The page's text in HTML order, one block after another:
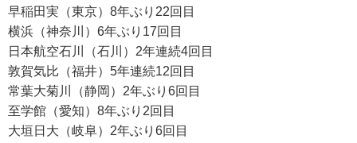
早稲田実（東京）8年ぶり22回目
横浜（神奈川）6年ぶり17回目
日本航空石川（石川）2年連続4回目
敦賀気比（福井）5年連続12回目
常葉大菊川（静岡）2年ぶり6回目
至学館（愛知）8年ぶり2回目
大垣日大（岐阜）2年ぶり6回目